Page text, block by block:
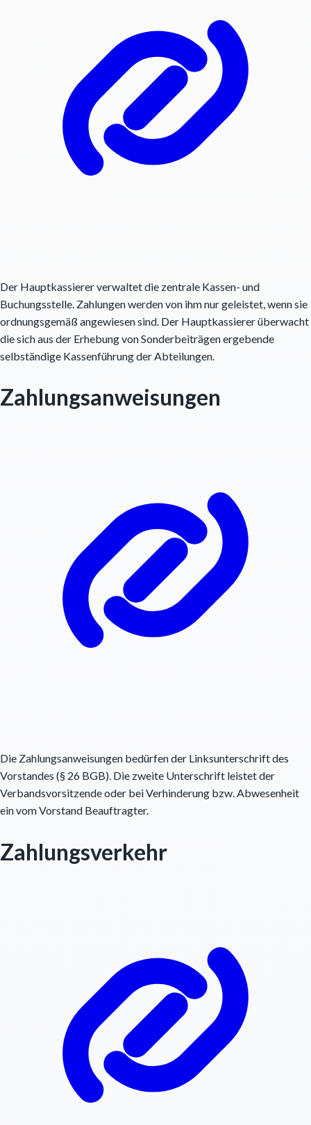
Der Hauptkassierer verwaltet die zentrale Kassen- und
Buchungsstelle. Zahlungen werden von ihm nur geleistet, wenn sie
ordnungsgemäß angewiesen sind. Der Hauptkassierer überwacht
die sich aus der Erhebung von Sonderbeiträgen ergebende
selbständige Kassenführung der Abteilungen.
Zahlungsanweisungen
Die Zahlungsanweisungen bedürfen der Linksunterschrift des
Vorstandes (§ 26 BGB). Die zweite Unterschrift leistet der
Verbandsvorsitzende oder bei Verhinderung bzw. Abwesenheit
ein vom Vorstand Beauftragter.
Zahlungsverkehr